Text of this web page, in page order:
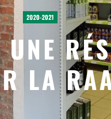
2020-2021
LA